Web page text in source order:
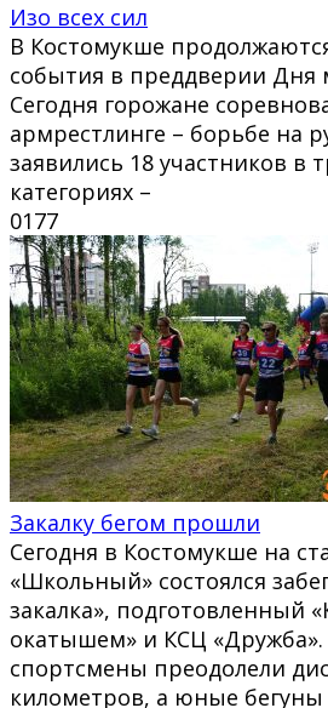
Изо всех сил
В Костомукше
события в преддверии Дня
Сегодня горожане
армрестлинге – борьбе на
заявились 18 участников в
категориях –
0177
Закалку бегом прошли
Сегодня в Костомукше на
«Школьный» состоялся
закалка», подготовленный
окатышем» и КСЦ «Дружба».
спортсмены преодолели
километров, а юные бегуны